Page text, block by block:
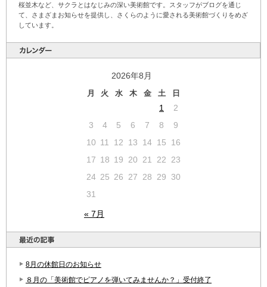
桜並木など、サクラとはなじみの深い美術館です。スタッフがブログを通じ
て、さまざまお知らせを提供し、さくらのように愛される美術館づくりをめざ
しています。
2026年8月
月 火 水 木 金 土 日
« 7月
1
2
3
4 5 6 7 8
9
10 11 12 13 14 15
16
17 18 19 20 21 22
23
24 25 26 27 28 29
30
31
8月の休館日のお知らせ
８月の「美術館でピアノを弾いてみませんか？」受付終了